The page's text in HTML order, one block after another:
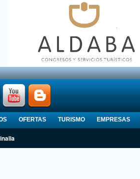
OFERTAS TURISMO EMPRESAS